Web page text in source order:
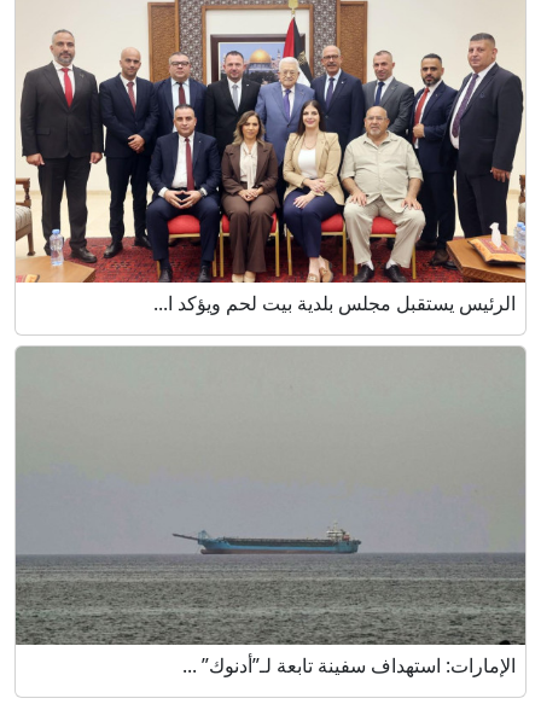
الرئيس يستقبل مجلس بلدية بيت لحم ويؤكد ا...
الإمارات: استهداف سفينة تابعة لـ”أدنوك” ...